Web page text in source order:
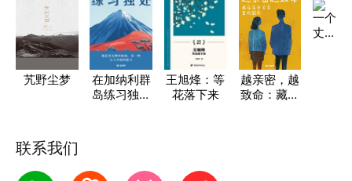
艽野尘梦
在加纳利群
岛练习独处
王旭烽：等
花落下来
越亲密，越
致命：藏在
一个
丈夫
联系我们